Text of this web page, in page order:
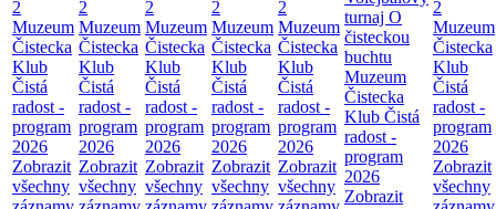
2
Muzeum
Čistecka
Klub
Čistá
radost -
program
2026
Zobrazit
všechny
2
Muzeum
Čistecka
Klub
Čistá
radost -
program
2026
Zobrazit
všechny
2
Muzeum
Čistecka
Klub
Čistá
radost -
program
2026
Zobrazit
všechny
2
Muzeum
Čistecka
Klub
Čistá
radost -
program
2026
Zobrazit
všechny
2
Muzeum
Čistecka
Klub
Čistá
radost -
program
2026
Zobrazit
všechny
turnaj O
čisteckou
buchtu
Muzeum
Čistecka
Klub Čistá
radost -
program
2026
Zobrazit
2
Muzeum
Čistecka
Klub
Čistá
radost -
program
2026
Zobrazit
všechny